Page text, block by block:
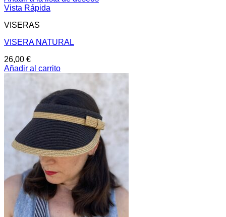
Vista Rápida
VISERAS
VISERA NATURAL
26,00 €
Añadir al carrito